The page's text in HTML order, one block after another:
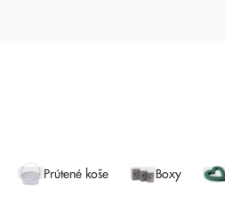
Prútené koše Boxy